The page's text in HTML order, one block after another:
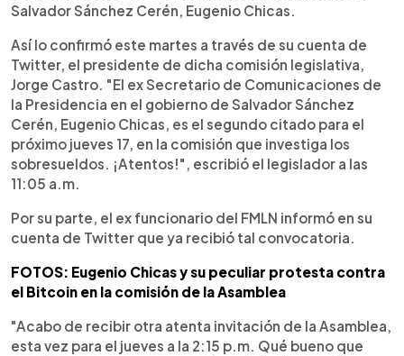
Salvador Sánchez Cerén, Eugenio Chicas.
Así lo confirmó este martes a través de su cuenta de
Twitter, el presidente de dicha comisión legislativa,
Jorge Castro. "El ex Secretario de Comunicaciones de
la Presidencia en el gobierno de Salvador Sánchez
Cerén, Eugenio Chicas, es el segundo citado para el
próximo jueves 17, en la comisión que investiga los
sobresueldos. ¡Atentos!", escribió el legislador a las
11:05 a.m.
Por su parte, el ex funcionario del FMLN informó en su
cuenta de Twitter que ya recibió tal convocatoria.
FOTOS: Eugenio Chicas y su peculiar protesta contra
el Bitcoin en la comisión de la Asamblea
"Acabo de recibir otra atenta invitación de la Asamblea,
esta vez para el jueves a la 2:15 p.m. Qué bueno que